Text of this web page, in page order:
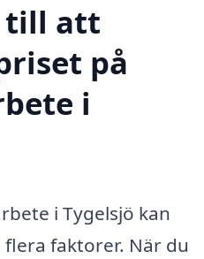
till att
på
i
i Tygelsjö kan
faktorer. När du